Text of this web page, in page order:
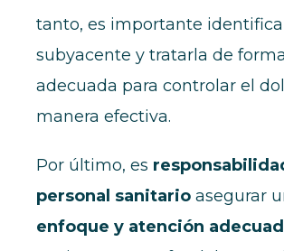
tanto, es importante
subyacente y tratarla de forma
adecuada para controlar el
manera efectiva.
Por último, es
personal sanitario asegurar
enfoque y atención